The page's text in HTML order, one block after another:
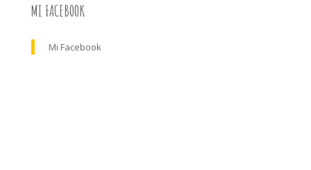
MI FACEBOOK
Mi Facebook